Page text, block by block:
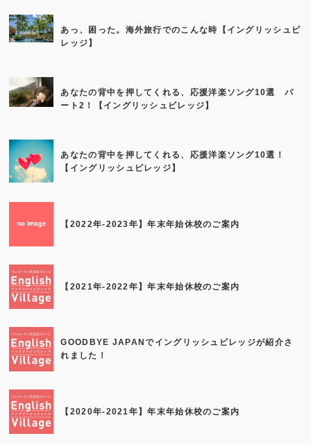
あっ、困った。海外旅行でのこんな時【イングリッシュビ
レッジ】
あなたの背中を押してくれる、応援洋楽ソング10選 パ
ート2！【イングリッシュビレッジ】
あなたの背中を押してくれる、応援洋楽ソング10選！
【イングリッシュビレッジ】
【2022年-2023年】年末年始休校のご案内
【2021年-2022年】年末年始休校のご案内
GOODBYE JAPANでイングリッシュビレッジが紹介さ
れました！
【2020年-2021年】年末年始休校のご案内